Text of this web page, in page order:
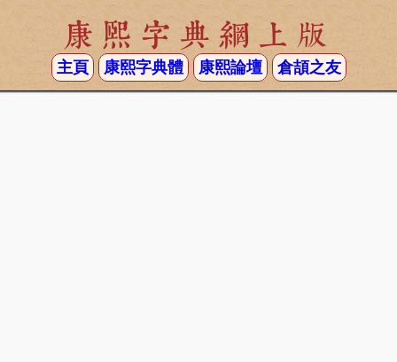
康熙字典網上版
主頁 康熙字典體 康熙論壇 倉頡之友